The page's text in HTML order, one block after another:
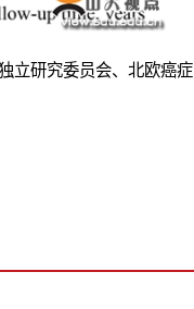
立研究委员会、北欧癌症